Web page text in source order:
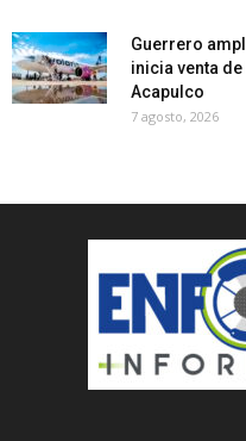
Guerrero
inicia venta
Acapulco
7 agosto, 2026